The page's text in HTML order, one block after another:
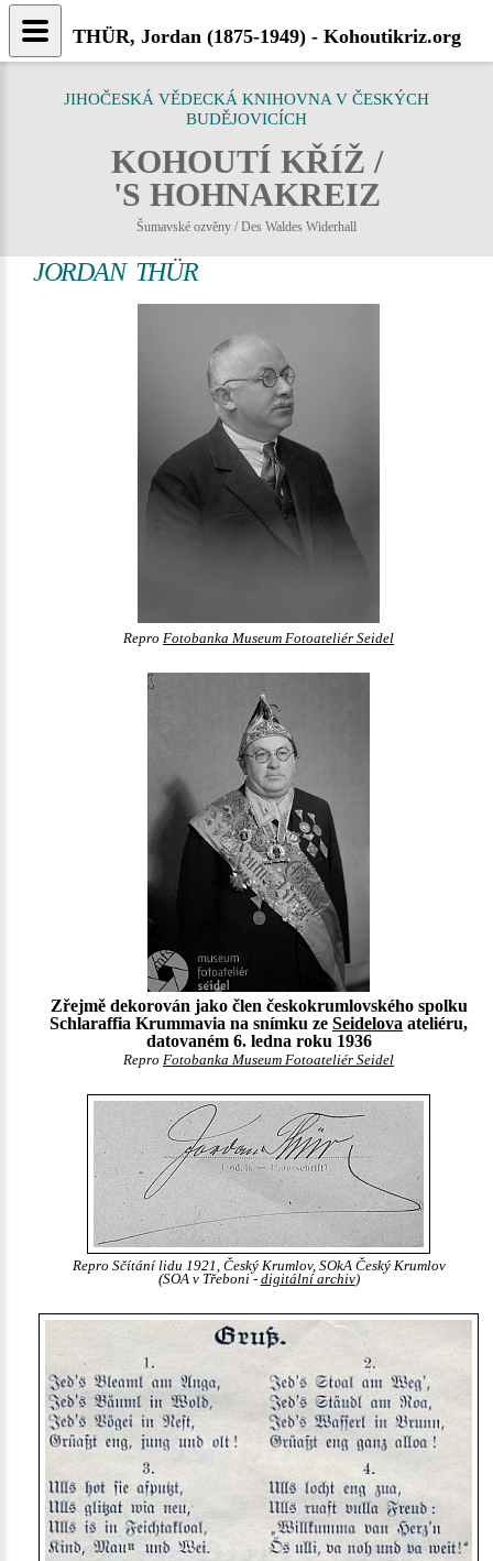
JIHOČESKÁ VĚDECKÁ KNIHOVNA V ČESKÝCH
BUDĚJOVICÍCH
KOHOUTÍ KŘÍŽ /
'S HOHNAKREIZ
Šumavské ozvěny / Des Waldes Widerhall
JORDAN THÜR
Repro Fotobanka Museum Fotoateliér Seidel
Zřejmě dekorován jako člen českokrumlovského spolku
Schlaraffia Krummavia na snímku ze Seidelova ateliéru,
datovaném 6. ledna roku 1936
Repro Fotobanka Museum Fotoateliér Seidel
Repro Sčítání lidu 1921, Český Krumlov, SOkA Český Krumlov
(SOA v Třeboni - digitální archiv)
THÜR, Jordan (1875-1949) - Kohoutikriz.org